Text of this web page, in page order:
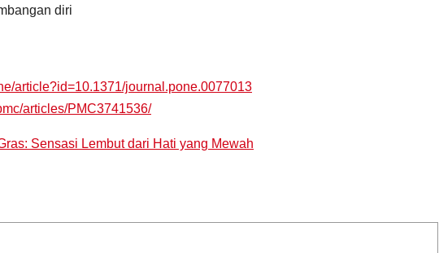
diri
article?id=10.1371/journal.pone.0077013
articles/PMC3741536/
Sensasi Lembut dari Hati yang Mewah